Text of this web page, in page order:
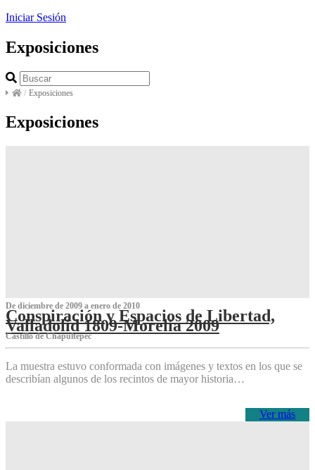
Iniciar Sesión
Exposiciones
/ Exposiciones
Exposiciones
De diciembre de 2009 a enero de 2010
Conspiración y Espacios de Libertad,
Valladolid 1809-Morelia 2009
Castillo de Chapultepec
La muestra estuvo conformada con imágenes y textos en los que se
describían algunos de los recintos de mayor historia…
Ver más